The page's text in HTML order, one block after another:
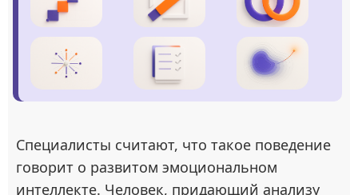
Специалисты считают, что такое поведение
говорит о развитом эмоциональном
интеллекте. Человек, придающий анализу